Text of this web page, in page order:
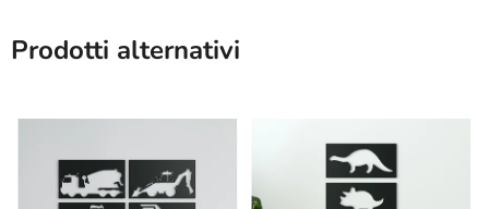
Prodotti alternativi